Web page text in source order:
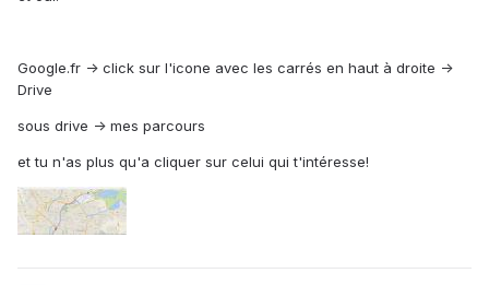
Google.fr -> click sur l'icone avec les carrés en haut à droite ->
Drive
sous drive -> mes parcours
et tu n'as plus qu'a cliquer sur celui qui t'intéresse!